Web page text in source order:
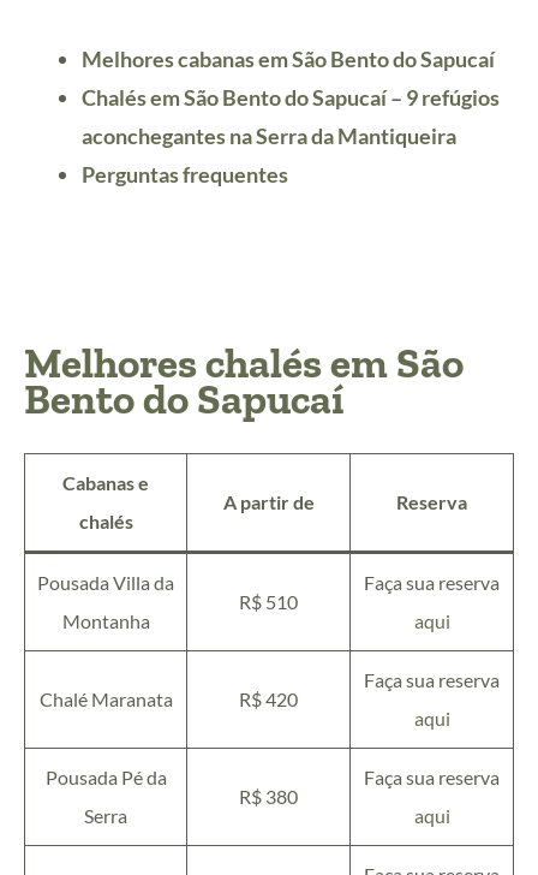
Melhores cabanas em São Bento do Sapucaí
Chalés em São Bento do Sapucaí – 9 refúgios
aconchegantes na Serra da Mantiqueira
Perguntas frequentes
Melhores chalés em São
Bento do Sapucaí
Cabanas e
chalés
A partir de Reserva
Pousada Villa da
Montanha
R$ 510
Faça sua reserva
aqui
Chalé Maranata R$ 420
Faça sua reserva
aqui
Pousada Pé da
Serra
R$ 380
Faça sua reserva
aqui